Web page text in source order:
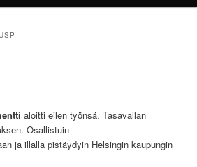
aloitti eilen työnsä. Tasavallan
Osallistuin
ja illalla pistäydyin Helsingin kaupungin